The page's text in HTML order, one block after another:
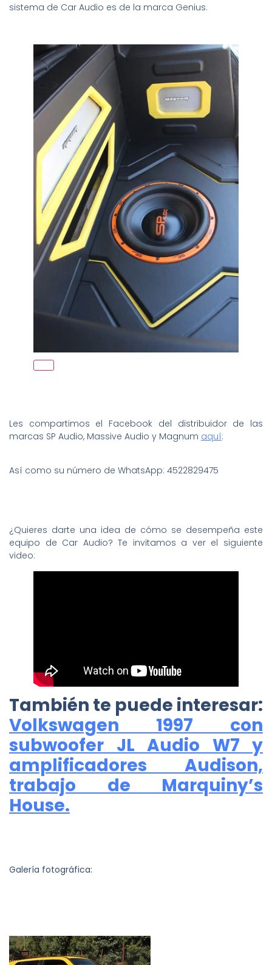
sistema de Car Audio es de la marca Genius.
Les compartimos el Facebook del distribuidor de las
marcas SP Audio, Massive Audio y Magnum aquí:
Así como su número de WhatsApp: 4522829475
¿Quieres darte una idea de cómo se desempeña este
equipo de Car Audio? Te invitamos a ver el siguiente
video:
También te puede interesar:
Volkswagen 1997 con
subwoofer JL Audio W7 y
amplificadores Audison,
trabajo de Marquiny’s
House.
Galería fotográfica: